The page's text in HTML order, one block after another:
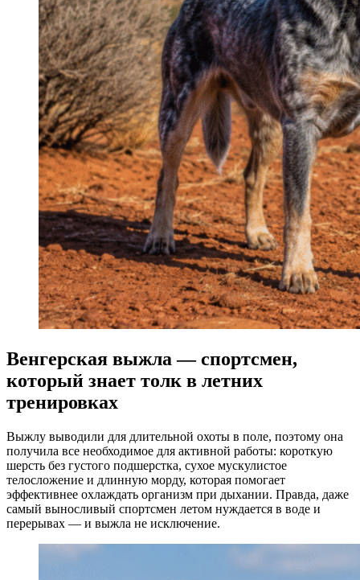
Венгерская выжла — спортсмен,
который знает толк в летних
тренировках
Выжлу выводили для длительной охоты в поле, поэтому она
получила все необходимое для активной работы: короткую
шерсть без густого подшерстка, сухое мускулистое
телосложение и длинную морду, которая помогает
эффективнее охлаждать организм при дыхании. Правда, даже
самый выносливый спортсмен летом нуждается в воде и
перерывах — и выжла не исключение.